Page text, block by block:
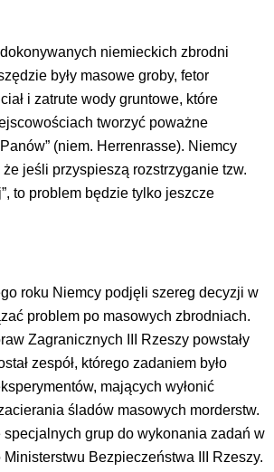
niemieckich zbrodni
były masowe groby, fetor
i zatrute wody gruntowe, które
tworzyć poważne
(niem. Herrenrasse). Niemcy
że jeśli przyspieszą rozstrzyganie tzw.
to problem będzie tylko jeszcze
roku Niemcy podjęli szereg decyzji w
problem po masowych zbrodniach.
Zagranicznych III Rzeszy powstały
zespół, którego zadaniem było
mających wyłonić
śladów masowych morderstw.
specjalnych grup do wykonania zadań w
Bezpieczeństwa III Rzeszy.